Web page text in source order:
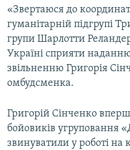
«Звертаюся до
гуманітарній підгрупі
групи Шарлотти
Україні сприяти
звільненню Григорія
омбудсменка.
Григорій Сінченко
бойовиків угруповання
звинуватили у роботі на